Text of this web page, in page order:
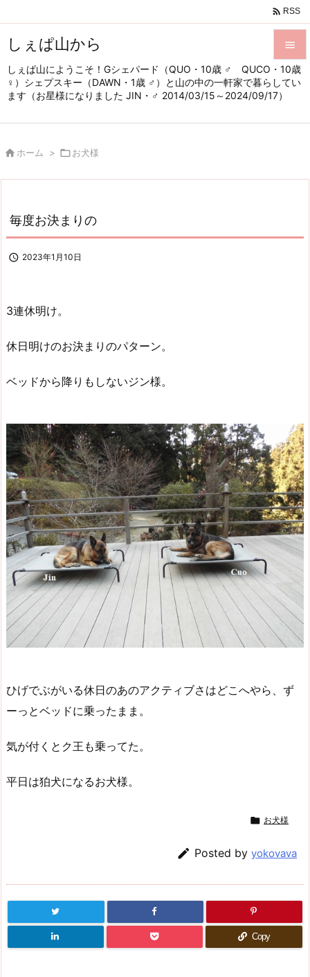
しぇぱ山から
しぇぱ山にようこそ！Gシェパード（QUO・10歳 ♂ QUCO・10歳
♀）シェプスキー（DAWN・1歳 ♂）と山の中の一軒家で暮らしてい
ます（お星様になりました JIN・♂ 2014/03/15～2024/09/17）


メニュ
サイド

 RSS
 ホーム > お犬様
毎度お決まりの
 2023年1月10日
3連休明け。
休日明けのお決まりのパターン。
ベッドから降りもしないジン様。
ひげでぶがいる休日のあのアクティブさはどこへやら、ず
ーっとベッドに乗ったまま。
気が付くとク王も乗ってた。
平日は狛犬になるお犬様。
 お犬様
 Posted by yokovava
Copy